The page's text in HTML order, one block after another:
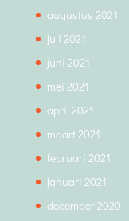
augustus 2021
juli 2021
juni 2021
mei 2021
april 2021
maart 2021
februari 2021
januari 2021
december 2020